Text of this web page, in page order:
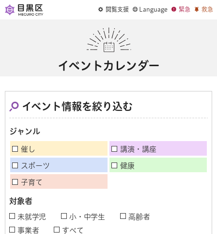
閲覧支援 Language 緊急 救急
イベントカレンダー
イベント情報を絞り込む
ジャンル
催し 講演・講座
スポーツ 健康
子育て
対象者
未就学児 小・中学生
高齢者
事業者
すべて